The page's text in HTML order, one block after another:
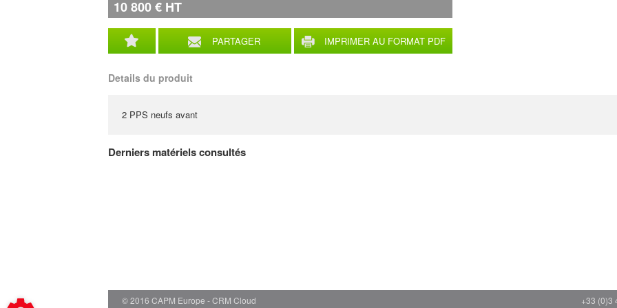
PARTAGER IMPRIMER AU FORMAT PDF
10 800€ HT
Details du produit
2 PPS neufs avant
Derniers matériels consultés
© 2016 CAPM Europe CRM Cloud +33 (0)3